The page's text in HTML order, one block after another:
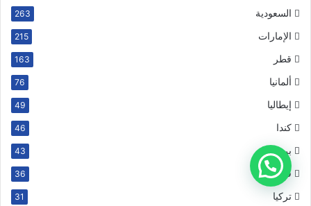
السعودية 263
الإمارات 215
قطر 163
ألمانيا 76
إيطاليا 49
كندا 46
بريطانيا 43
فرنسا 36
تركيا 31